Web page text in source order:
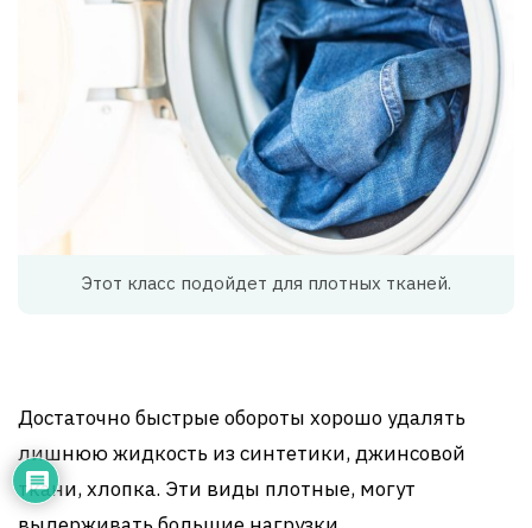
Этот класс подойдет для плотных тканей.
Достаточно быстрые обороты хорошо удалять
лишнюю жидкость из синтетики, джинсовой
ткани, хлопка. Эти виды плотные, могут